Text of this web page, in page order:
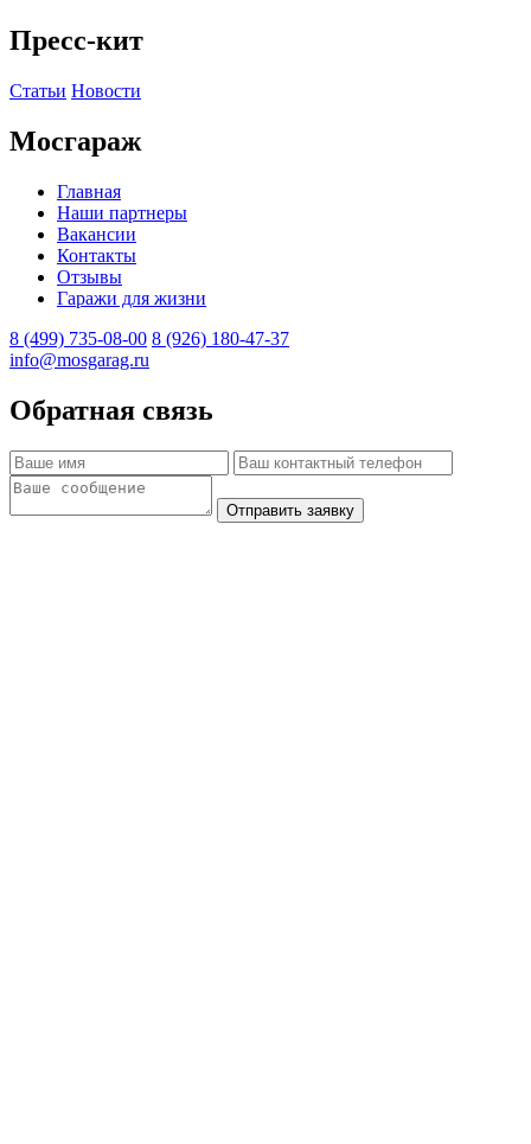
Пресс-кит
Статьи Новости
Мосгараж
Главная
Наши партнеры
Вакансии
Контакты
Отзывы
Гаражи для жизни
8 (499) 735-08-00 8 (926) 180-47-37
info@mosgarag.ru
Обратная связь
Отправить заявку